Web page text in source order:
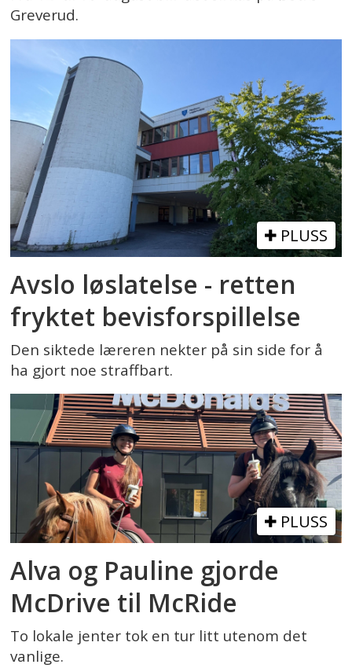
Greverud.
PLUSS
Avslo løslatelse - retten
fryktet bevisforspillelse
Den siktede læreren nekter på sin side for å
ha gjort noe straffbart.
PLUSS
Alva og Pauline gjorde
McDrive til McRide
To lokale jenter tok en tur litt utenom det
vanlige.